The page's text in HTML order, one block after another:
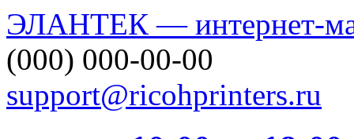
ЭЛАНТЕК — интернет-
(000) 000-00-00
support@ricohprinters.ru